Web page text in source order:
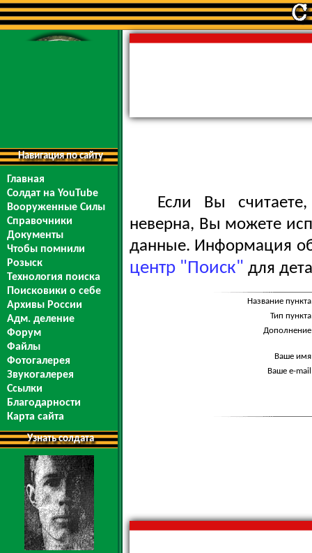
Навигация по сайту
Главная
Солдат на YouTube
Вооруженные Силы
Справочники
Документы
Чтобы помнили
Розыск
Технология поиска
Поисковики о себе
Архивы России
Адм. деление
Форум
Файлы
Фотогалерея
Звукогалерея
Ссылки
Благодарности
Карта сайта
Узнать солдата
Если Вы
неверна, Вы можете
данные. Информация
центр "Поиск" для
Название
Тип
Ваше
Ваше e-